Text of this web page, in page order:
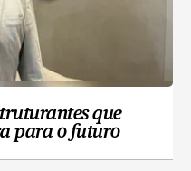
que
para o futuro